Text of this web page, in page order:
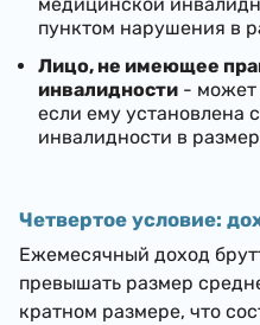
пунктом нарушения в
Лицо, не имеющее
инвалидности - может
если ему установлена
инвалидности в
Четвертое условие:
Ежемесячный доход
превышать размер
кратном размере, что